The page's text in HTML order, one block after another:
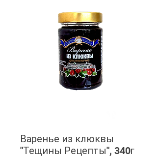
Варенье из клюквы
"Тещины Рецепты", 340г